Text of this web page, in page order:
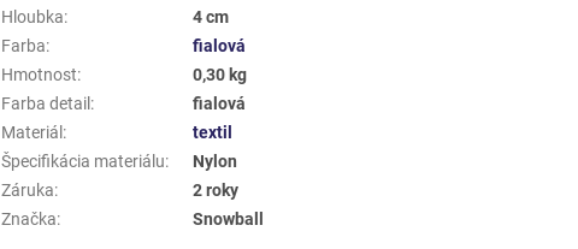
Hloubka:
4 cm
Farba:
fialová
Hmotnost:
0,30 kg
Farba detail :
fialová
Materiál :
textil
Špecifikácia materiálu:
Nylon
Záruka:
2 roky
Značka: Snowball